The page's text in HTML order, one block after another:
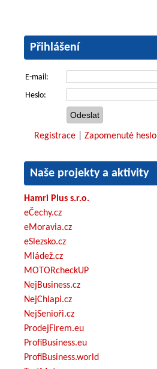
Přihlášení
E-mail:
Heslo:
Registrace Zapomenuté heslo
Naše projekty a aktivity
Hamri Plus s.r.o.
eČechy.cz
eMoravia.cz
eSlezsko.cz
Mládež.cz
MOTORcheckUP
NejBusiness.cz
NejChlapi.cz
NejSenioři.cz
ProdejFirem.eu
ProfiBusiness.eu
ProfiBusiness.world